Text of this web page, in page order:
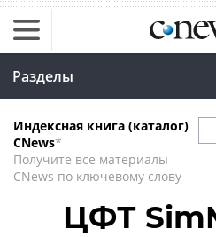
Разделы
Индексная книга (каталог)
CNews*
Получите все материалы
CNews по ключевому слову
ЦФТ